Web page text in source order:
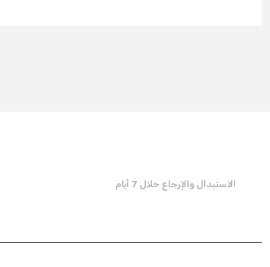
الاستبدال والإرجاع خلال 7 أيام